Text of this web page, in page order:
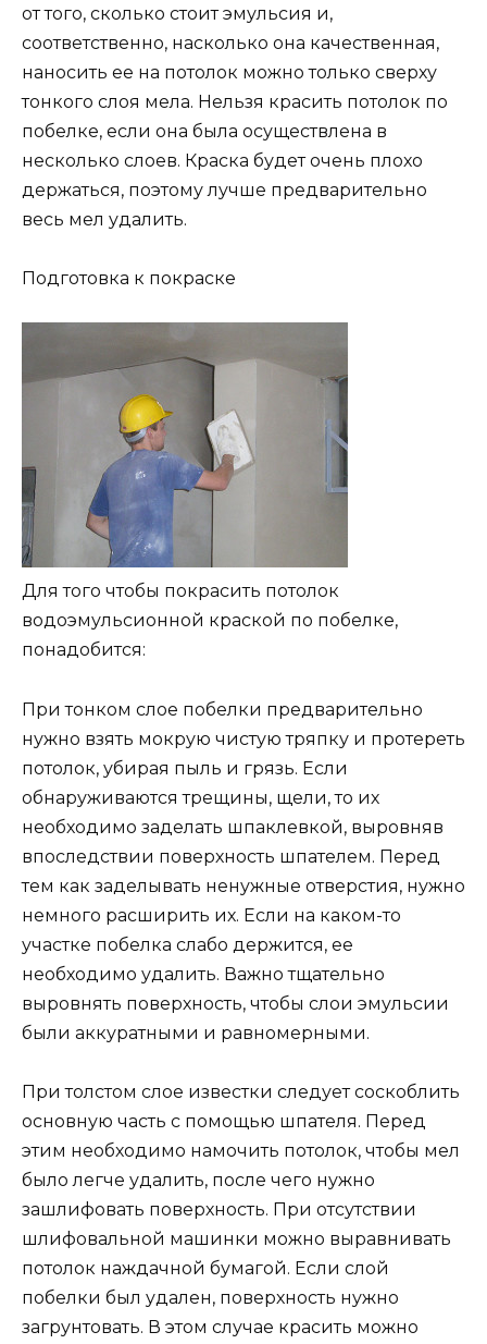
от того, сколько стоит эмульсия и,
соответственно, насколько она качественная,
наносить ее на потолок можно только сверху
тонкого слоя мела. Нельзя красить потолок по
побелке, если она была осуществлена в
несколько слоев. Краска будет очень плохо
держаться, поэтому лучше предварительно
весь мел удалить.
Подготовка к покраске
Для того чтобы покрасить потолок
водоэмульсионной краской по побелке,
понадобится:
При тонком слое побелки предварительно
нужно взять мокрую чистую тряпку и протереть
потолок, убирая пыль и грязь. Если
обнаруживаются трещины, щели, то их
необходимо заделать шпаклевкой, выровняв
впоследствии поверхность шпателем. Перед
тем как заделывать ненужные отверстия, нужно
немного расширить их. Если на каком-то
участке побелка слабо держится, ее
необходимо удалить. Важно тщательно
выровнять поверхность, чтобы слои эмульсии
были аккуратными и равномерными.
При толстом слое известки следует соскоблить
основную часть с помощью шпателя. Перед
этим необходимо намочить потолок, чтобы мел
было легче удалить, после чего нужно
зашлифовать поверхность. При отсутствии
шлифовальной машинки можно выравнивать
потолок наждачной бумагой. Если слой
побелки был удален, поверхность нужно
загрунтовать. В этом случае красить можно